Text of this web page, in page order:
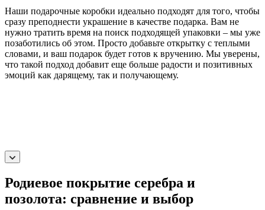
Наши подарочные коробки идеально подходят для того, чтобы
сразу преподнести украшение в качестве подарка. Вам не
нужно тратить время на поиск подходящей упаковки – мы уже
позаботились об этом. Просто добавьте открытку с теплыми
словами, и ваш подарок будет готов к вручению. Мы уверены,
что такой подход добавит еще больше радости и позитивных
эмоций как дарящему, так и получающему.
Родиевое покрытие серебра и
позолота: сравнение и выбор